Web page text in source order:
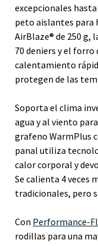
excepcionales
peto aislantes para
AirBlaze® de 250 g,
70 deniers y el forro
calentamiento
protegen de las
Soporta el clima
agua y al viento
grafeno WarmPlus
panal utiliza
calor corporal y
Se calienta 4 veces
tradicionales, pero
Con Performance-
rodillas para una